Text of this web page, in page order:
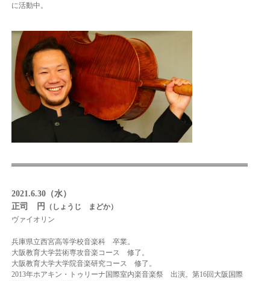
に活動中。
2021.6.30（水）
正司 円
（しょうじ まどか）
ヴァイオリン
兵庫県立西宮高等学校音楽科 卒業。
大阪教育大学芸術専攻音楽コース 修了。
大阪教育大学大学院音楽研究コース 修了。
2013年ホアキン・トゥリーナ国際室内楽音楽祭 出演。 第16回大阪国際